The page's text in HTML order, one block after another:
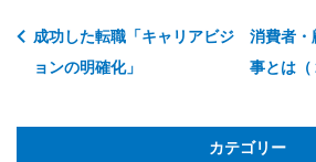
消費者・
事とは（
成功した転職「キャリアビジ
ョンの明確化」
カテゴリー